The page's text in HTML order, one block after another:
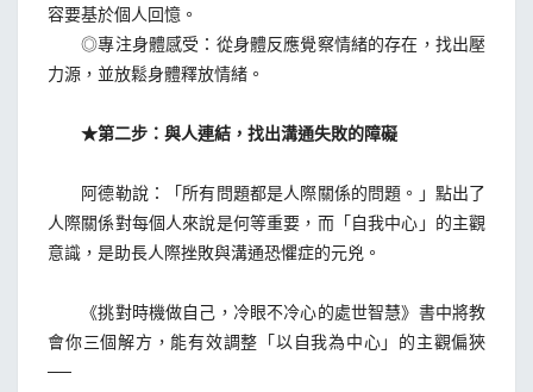
容要基於個人回憶。
◎專注身體感受：從身體反應覺察情緒的存在，找出壓
力源，並放鬆身體釋放情緒。
★第二步：與人連結，找出溝通失敗的障礙
阿德勒說：「所有問題都是人際關係的問題。」點出了
人際關係對每個人來說是何等重要，而「自我中心」的主觀
意識，是助長人際挫敗與溝通恐懼症的元兇。
《挑對時機做自己，冷眼不冷心的處世智慧》書中將教
會你三個解方，能有效調整「以自我為中心」的主觀偏狹
──